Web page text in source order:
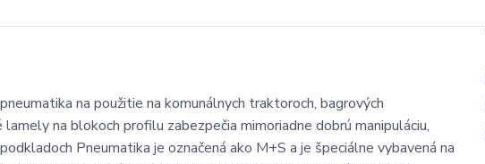
na použitie na komunálnych traktoroch, bagrových
na blokoch profilu zabezpečia mimoriadne dobrú manipuláciu,
Pneumatika je označená ako M+S a je špeciálne vybavená na